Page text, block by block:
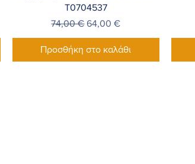
T0704537
Κανονική τιμή
74,00 € Τιμή Έκπτωσης
64,00 €
Προσθήκη στο καλάθι